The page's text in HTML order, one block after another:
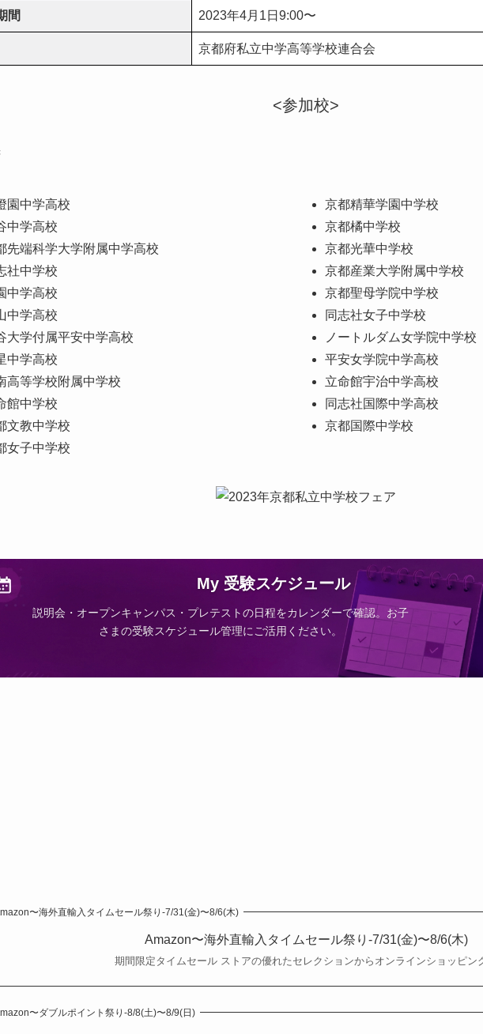
間 2023年4月1日9:00〜
京都府私立中学高等学校連合会
<参加校>
園中学高校
中学高校
先端科学大学附属中学高校
社中学校
中学高校
中学高校
大学付属平安中学高校
中学高校
高等学校附属中学校
館中学校
文教中学校
女子中学校
京都精華学園中学校
京都橘中学校
京都光華中学校
京都産業大学附属中学校
京都聖母学院中学校
同志社女子中学校
ノートルダム女学院中学校
平安女学院中学高校
立命館宇治中学高校
同志社国際中学高校
京都国際中学校
My 受験スケジュール
説明会・オープンキャンパス・プレテストの日程をカレンダーで確認。お子
さまの受験スケジュール管理にご活用ください。
〜海外直輸入タイムセール祭り-7/31(金)〜8/6(木)
Amazon〜海外直輸入タイムセール祭り-7/31(金)〜8/6(木)
期間限定タイムセール ストアの優れたセレクションからオンラインショッピン
〜ダブルポイント祭り-8/8(土)〜8/9(日)